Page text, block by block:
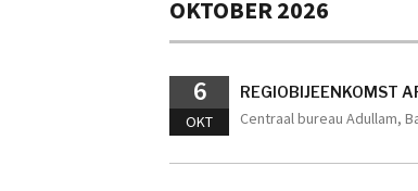
OKTOBER 2026
6
OKT
REGIOBIJEENKOMST
Centraal bureau Adullam,